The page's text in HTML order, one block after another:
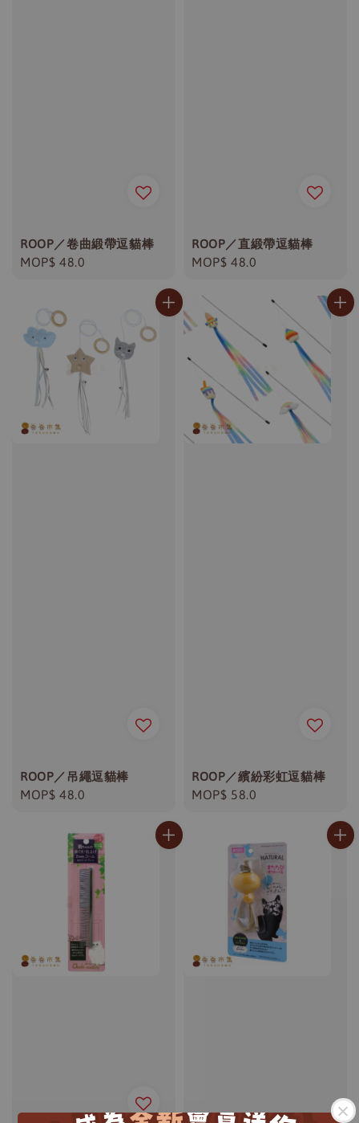
ROOP／卷曲緞帶逗貓棒
Regular
MOP$ 48.0
ROOP／直緞帶逗貓棒
Regular
MOP$ 48.0
ROOP／吊繩逗貓棒
Regular
MOP$ 48.0
ROOP／繽紛彩虹逗貓棒
Regular
MOP$ 58.0